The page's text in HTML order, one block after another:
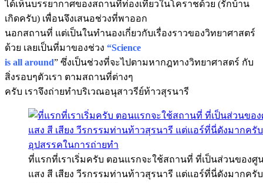
ได้เห็นบรรยากาศของสถานที่ท่องเที่ยวในโคราชด้วย (รักบ้าน
เกิดครับ) เพื่อนจึงเสนอช่วงที่พาออก
นอกสถานที่ แต่เป็นในทำนองเกี่ยวกับเรื่องราวของวิทยาศาสตร์
ด้วย เลยเป็นที่มาของช่วง “Science
is all around” ซึ่งเป็นช่วงที่จะไปตามหากฎทางวิทยาศาสตร์ กับ
สิ่งรอบๆตัวเรา ตามสถานที่ต่างๆ
ครับ เราจึงถ่ายทำบริเวณอนุสาวรีย์ท้าวสุรนารี
ที่แรกที่เราเริ่มครับ ตอนแรกจะใช้สถานที่ ที่เป็นส่วนของศู
แสง สี เสียง วีรกรรมท่านท้าวสุรนารี แต่แอร์ที่นี่ดังมากครั